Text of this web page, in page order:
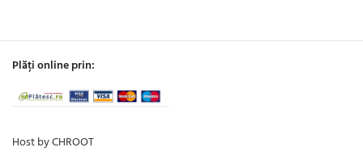
Plăți online prin:
Host by CHROOT